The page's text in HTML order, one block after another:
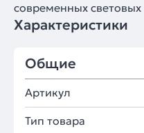
современных световых
Характеристики
Общие
Артикул
Тип товара